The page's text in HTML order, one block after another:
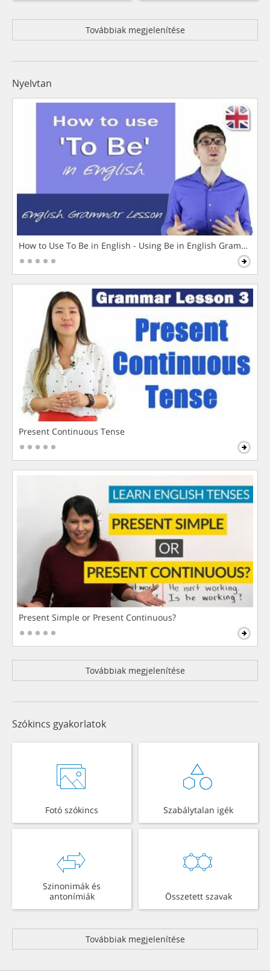
Továbbiak megjelenítése
Nyelvtan
How to Use To Be in English - Using Be in English Grammar
Present Continuous Tense
Present Simple or Present Continuous?
Továbbiak megjelenítése
Szókincs gyakorlatok
Fotó szókincs Szabálytalan igék
Szinonimák és
antonímiák
Összetett szavak
Továbbiak megjelenítése